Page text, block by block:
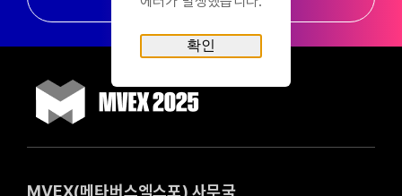
MVEX(메타버스엑스포) 사무국
확인